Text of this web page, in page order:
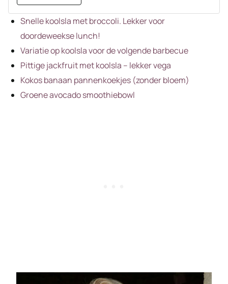
Snelle koolsla met broccoli. Lekker voor
doordeweekse lunch!
Variatie op koolsla voor de volgende barbecue
Pittige jackfruit met koolsla – lekker vega
Kokos banaan pannenkoekjes (zonder bloem)
Groene avocado smoothiebowl